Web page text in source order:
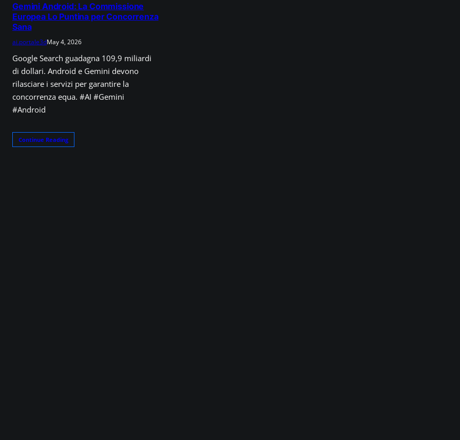
Gemini Android: La Commissione
Europea Lo Puntina per Concorrenza
Sana
ai.portale3dMay 4, 2026
Google Search guadagna 109,9 miliardi
di dollari. Android e Gemini devono
rilasciare i servizi per garantire la
concorrenza equa. #AI #Gemini
#Android
Continue Reading